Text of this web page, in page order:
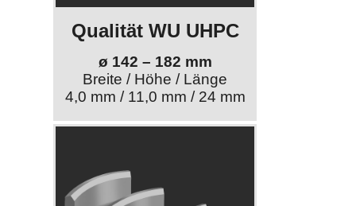
Qualität WU UHPC
ø 142 – 182 mm
Breite / Höhe / Länge
4,0 mm / 11,0 mm / 24 mm